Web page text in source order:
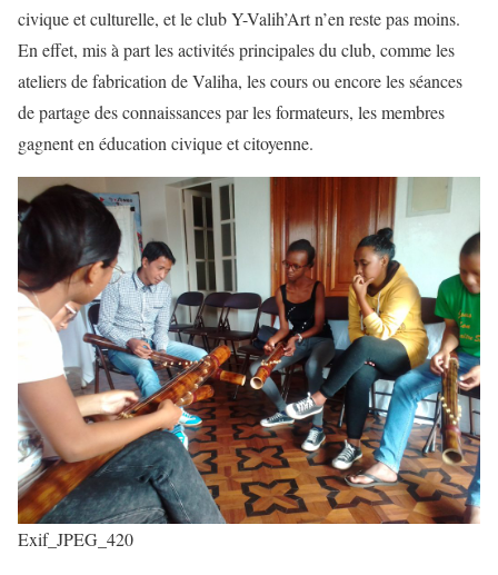
civique et culturelle, et le club Y-Valih’Art n’en reste pas moins.
En effet, mis à part les activités principales du club, comme les
ateliers de fabrication de Valiha, les cours ou encore les séances
de partage des connaissances par les formateurs, les membres
gagnent en éducation civique et citoyenne.
Exif_JPEG_420